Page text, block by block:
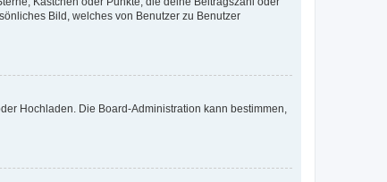
Bild, welches von Benutzer zu Benutzer
Hochladen. Die Board-Administration kann bestimmen,